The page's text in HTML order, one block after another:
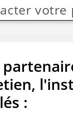
votre
: